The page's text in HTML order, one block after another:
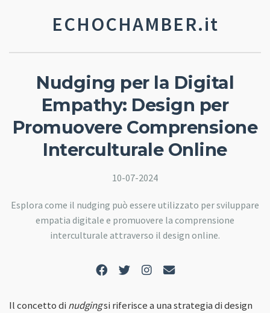
ECHOCHAMBER.it
Nudging per la Digital
Empathy: Design per
Promuovere Comprensione
Interculturale Online
10-07-2024
Esplora come il nudging può essere utilizzato per sviluppare
empatia digitale e promuovere la comprensione
interculturale attraverso il design online.
Il concetto dinudgingsi riferisce a una strategia di design